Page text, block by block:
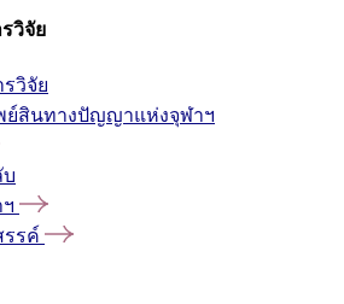
วิจัย
วิจัย
ย์สินทางปัญญาแห่งจุฬาฯ
รค์